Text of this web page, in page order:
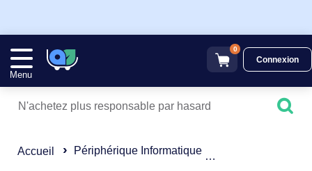
Menu
0
Connexion
Accueil Périphérique Informatique